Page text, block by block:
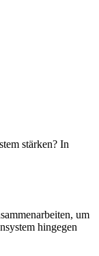
stärken? In
um
hingegen